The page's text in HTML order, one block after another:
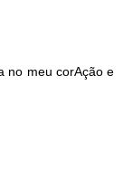
no meu corAção e